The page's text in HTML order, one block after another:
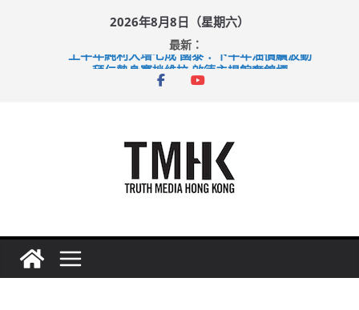
2026年8月8日（星期六）
最新：
上半年純利大增七成 國泰：下半年油價續波動
拜仁熱身賽挫維拉 啟德主場館奪錦標